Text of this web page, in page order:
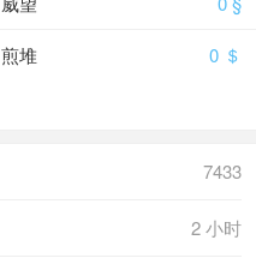
0 ＄
煎堆
7433
2 小时